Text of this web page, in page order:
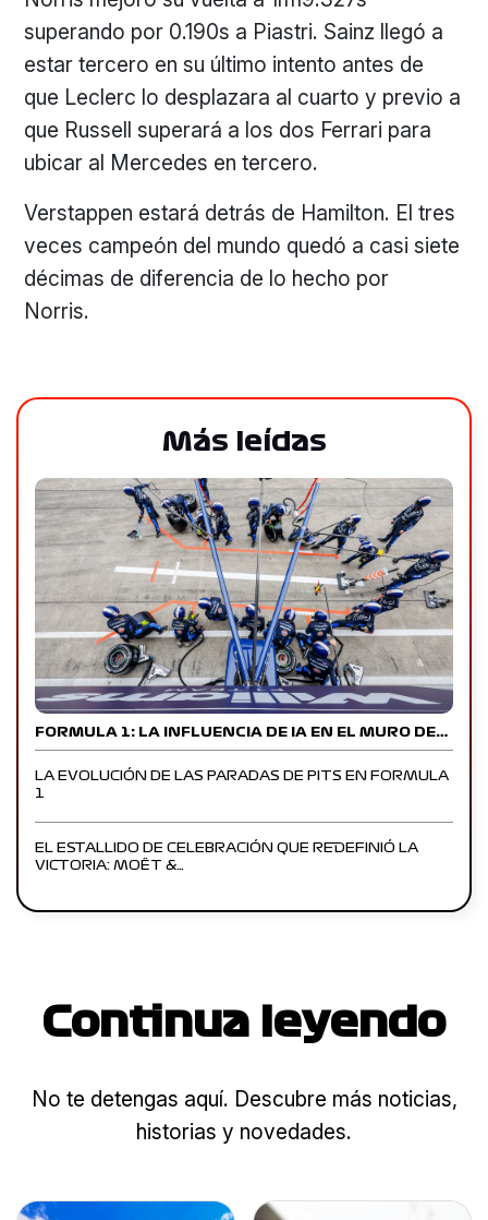
superando por 0.190s a Piastri. Sainz llegó a
estar tercero en su último intento antes de
que Leclerc lo desplazara al cuarto y previo a
que Russell superará a los dos Ferrari para
ubicar al Mercedes en tercero.
Verstappen estará detrás de Hamilton. El tres
veces campeón del mundo quedó a casi siete
décimas de diferencia de lo hecho por
Norris.
Más leídas
FORMULA 1: LA INFLUENCIA DE IA EN EL MURO DE…
LA EVOLUCIÓN DE LAS PARADAS DE PITS EN FORMULA
1
EL ESTALLIDO DE CELEBRACIÓN QUE REDEFINIÓ LA
VICTORIA: MOËT &…
Continua leyendo
No te detengas aquí. Descubre más noticias,
historias y novedades.